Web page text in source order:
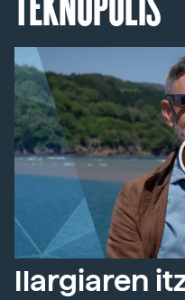
Ilargiaren